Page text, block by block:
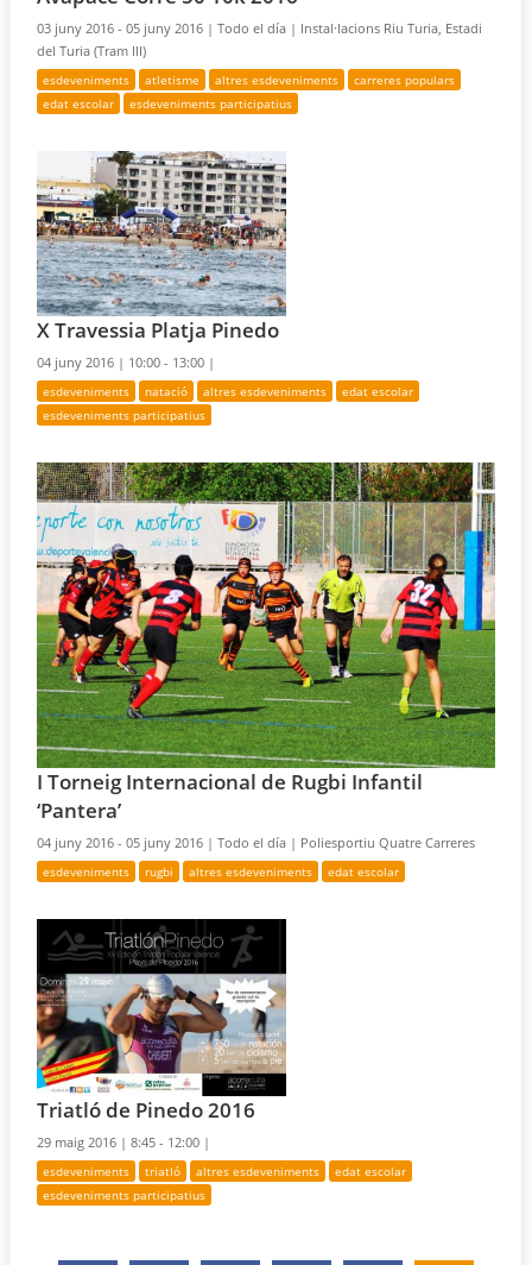
03 juny 2016 - 05 juny 2016 |Todo el día | Instal·lacions Riu Turia, Estadi
del Turia (Tram III)
esdeveniments atletisme altres esdeveniments
carreres populars
edat escolar
esdeveniments participatius
X Travessia Platja Pinedo
04 juny 2016 | 10:00 - 13:00 |
esdeveniments natació altres esdeveniments
edat escolar
esdeveniments participatius
I Torneig Internacional de Rugbi Infantil
‘Pantera’
04 juny 2016 - 05 juny 2016 |Todo el día | Poliesportiu Quatre Carreres
esdeveniments rugbi altres esdeveniments edat escolar
Triatló de Pinedo 2016
29 maig 2016 |8:45 - 12:00 |
esdeveniments triatló altres esdeveniments
edat escolar
esdeveniments participatius